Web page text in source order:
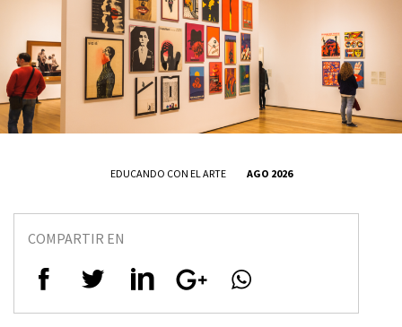
EDUCANDO CON EL ARTE AGO 2026
COMPARTIR EN